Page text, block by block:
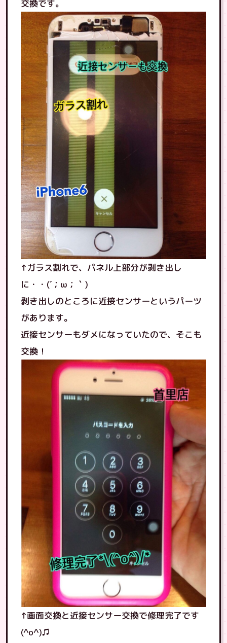
交換です。
↑ガラス割れで、パネル上部分が剥き出し
に・・(´；ω；｀)
剥き出しのところに近接センサーというパーツ
があります。
近接センサーもダメになっていたので、そこも
交換！
↑画面交換と近接センサー交換で修理完了です
(^o^)♫